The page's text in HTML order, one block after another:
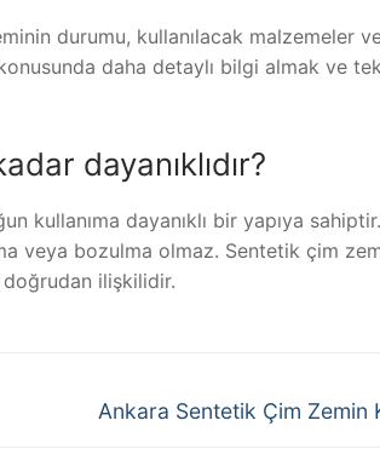
durumu, kullanılacak malzemeler
daha detaylı bilgi almak ve
dayanıklıdır?
kullanıma dayanıklı bir yapıya
veya bozulma olmaz. Sentetik çim
doğrudan ilişkilidir.
Next
Ankara Sentetik Çim Zemin